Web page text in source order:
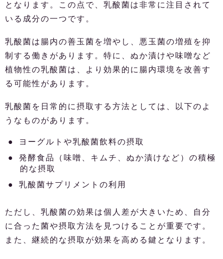
となります。この点で、乳酸菌は非常に注目されて
いる成分の一つです。
乳酸菌は腸内の善玉菌を増やし、悪玉菌の増殖を抑
制する働きがあります。特に、ぬか漬けや味噌など
植物性の乳酸菌は、より効果的に腸内環境を改善す
る可能性があります。
乳酸菌を日常的に摂取する方法としては、以下のよ
うなものがあります。
ヨーグルトや乳酸菌飲料の摂取
発酵食品（味噌、キムチ、ぬか漬けなど）の積極
的な摂取
乳酸菌サプリメントの利用
ただし、乳酸菌の効果は個人差が大きいため、自分
に合った菌や摂取方法を見つけることが重要です。
また、継続的な摂取が効果を高める鍵となります。